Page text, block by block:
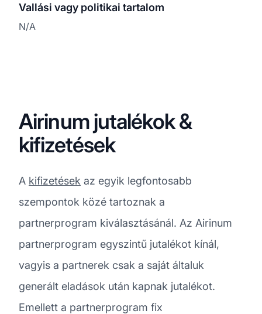
Vallási vagy politikai tartalom
N/A
Airinum jutalékok &
kifizetések
A kifizetések az egyik legfontosabb
szempontok közé tartoznak a
partnerprogram kiválasztásánál. Az Airinum
partnerprogram egyszintű jutalékot kínál,
vagyis a partnerek csak a saját általuk
generált eladások után kapnak jutalékot.
Emellett a partnerprogram fix